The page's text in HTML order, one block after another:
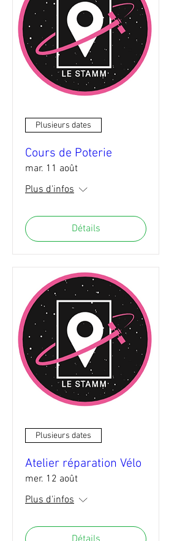
Plusieurs dates
Cours de Poterie
mar. 11 août
Plus d'infos
Détails
Plusieurs dates
Atelier réparation Vélo
mer. 12 août
Plus d'infos